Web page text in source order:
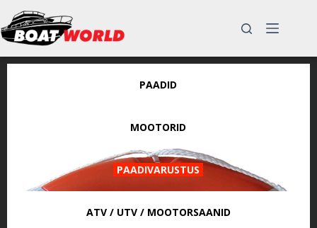
content
PAADID
MOOTORID
PAADIVARUSTUS
ATV / UTV / MOOTORSAANID